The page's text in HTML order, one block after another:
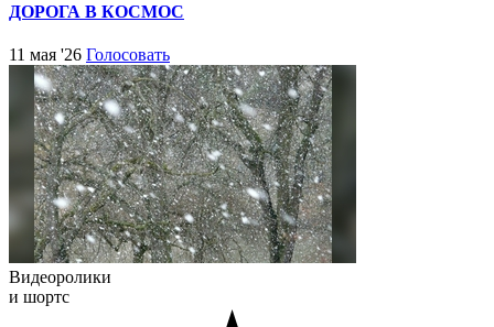
ДОРОГА В КОСМОС
11 мая '26 Голосовать
Видеоролики
и шортс